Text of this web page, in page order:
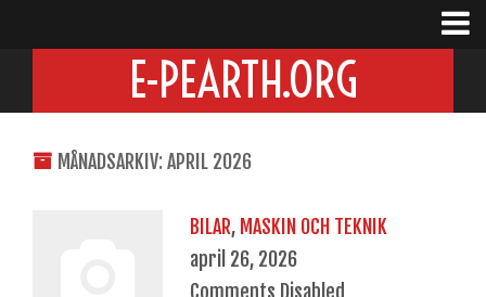
E-PEARTH.ORG
MÅNADSARKIV: APRIL 2026
BILAR, MASKIN OCH TEKNIK
april 26, 2026
Comments Disabled